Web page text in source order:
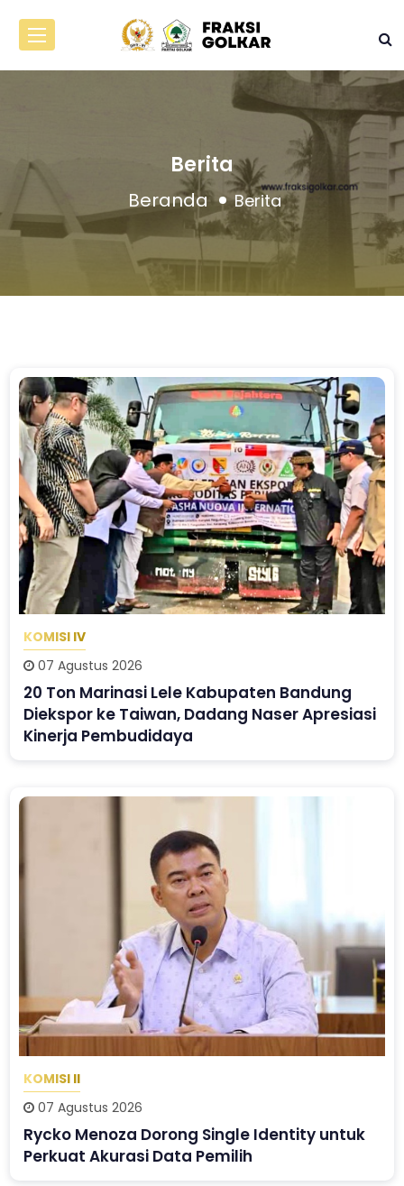
Berita
Beranda Berita
KOMISI IV
07 Agustus 2026
20 Ton Marinasi Lele Kabupaten Bandung
Diekspor ke Taiwan, Dadang Naser Apresiasi
Kinerja Pembudidaya
KOMISI II
07 Agustus 2026
Rycko Menoza Dorong Single Identity untuk
Perkuat Akurasi Data Pemilih